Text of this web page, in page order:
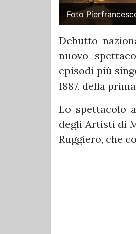
Foto
Debutto
nuovo
episodi più
1887, della
Lo spettacolo
degli Artisti di
Ruggiero, che